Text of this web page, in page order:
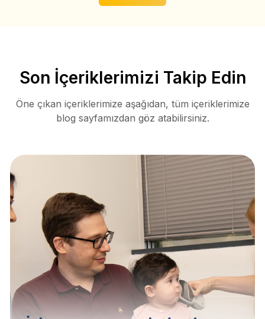
Son İçeriklerimizi Takip Edin
Öne çıkan içeriklerimize aşağıdan, tüm içeriklerimize
blog sayfamızdan göz atabilirsiniz.